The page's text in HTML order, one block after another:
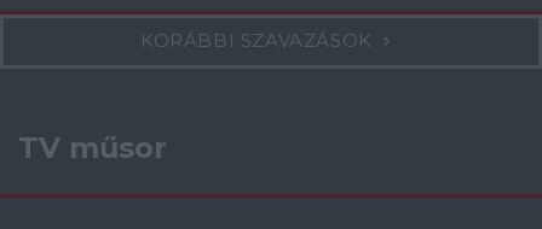
KORÁBBI SZAVAZÁSOK
TV műsor